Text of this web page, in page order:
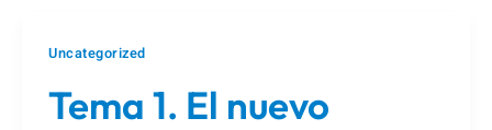
Uncategorized
Tema 1. El nuevo